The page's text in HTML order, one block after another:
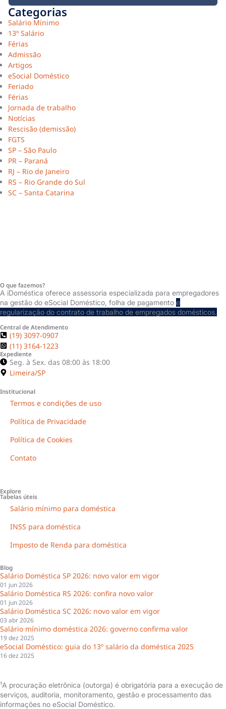
Categorias
Salário Mínimo
13º Salário
Férias
Admissão
Artigos
eSocial Doméstico
Feriado
Férias
Jornada de trabalho
Notícias
Rescisão (demissão)
FGTS
SP – São Paulo
PR – Paraná
RJ – Rio de Janeiro
RS – Rio Grande do Sul
SC – Santa Catarina
O que fazemos?
A iDoméstica oferece assessoria especializada para empregadores
na gestão do eSocial Doméstico, folha de pagamento e
regularização do contrato de trabalho de empregados domésticos.
Central de Atendimento
(19) 3097-0907
(11) 3164-1223
Expediente
Seg. à Sex. das 08:00 às 18:00
Limeira/SP
Institucional
Termos e condições de uso
Política de Privacidade
Política de Cookies
Contato
Explore
Tabelas úteis
Salário mínimo para doméstica
INSS para doméstica
Imposto de Renda para doméstica
Blog
Salário Doméstica SP 2026: novo valor em vigor
01 jun 2026
Salário Doméstica RS 2026: confira novo valor
01 jun 2026
Salário Doméstica SC 2026: novo valor em vigor
03 abr 2026
Salário mínimo doméstica 2026: governo confirma valor
19 dez 2025
eSocial Doméstico: guia do 13º salário da doméstica 2025
16 dez 2025
¹A procuração eletrônica (outorga) é obrigatória para a execução de
serviços, auditoria, monitoramento, gestão e processamento das
informações no eSocial Doméstico.